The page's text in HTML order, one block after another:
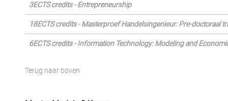
3ECTS credits - Entrepreneurship
18ECTS credits - Masterproef Handelsingenieur: Pre-doctoraal
6ECTS credits - Information Technology: Modeling and
Terug naar boven